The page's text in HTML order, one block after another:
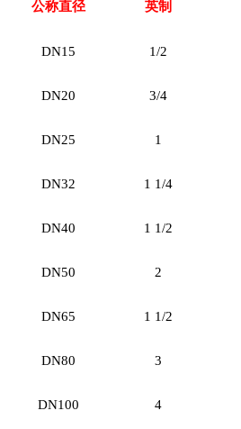
公称直径 英制
DN15 1/2
DN20 3/4
DN25 1
DN32 1 1/4
DN40 1 1/2
DN50 2
DN65 1 1/2
DN80 3
DN100 4